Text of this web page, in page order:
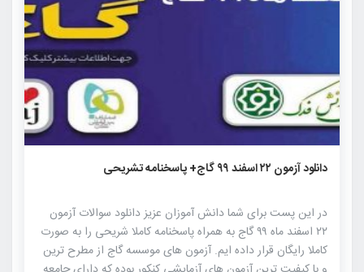
دانلود آزمون ۲۲ اسفند ۹۹ گاج+ پاسخنامه تشریحی
در این پست برای شما دانش آموزان عزیز دانلود سوالات آزمون
۲۲ اسفند ماه ۹۹ گاج به همراه پاسخنامه کاملا شریحی را به صورت
کاملا رایگان قرار داده ایم. آزمون های موسسه گاج از مطرح ترین